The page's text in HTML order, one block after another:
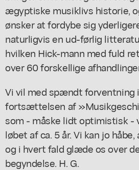
ægyptiske musiklivs historie,
ønsker at fordybe sig
naturligvis en ud-førlig
hvilken Hick-mann med fuld
over 60 forskellige
Vi vil med spændt forventning
fortsættelsen af
som - måske lidt optimistisk
løbet af ca. 5 år. Vi kan jo
og i hvert fald glæde os over
begyndelse. H. G.